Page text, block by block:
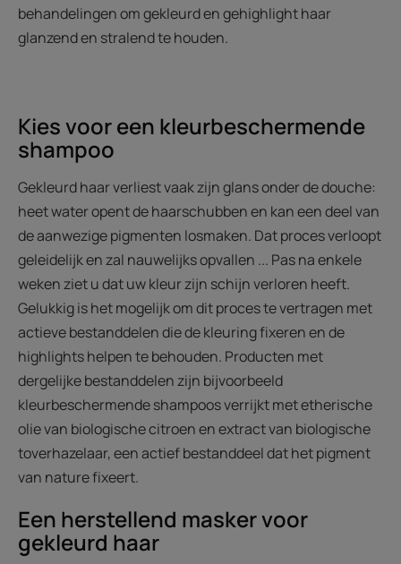
behandelingen om gekleurd en gehighlight haar
glanzend en stralend te houden.
Kies voor een kleurbeschermende
shampoo
Gekleurd haar verliest vaak zijn glans onder de douche:
heet water opent de haarschubben en kan een deel van
de aanwezige pigmenten losmaken. Dat proces verloopt
geleidelijk en zal nauwelijks opvallen ... Pas na enkele
weken ziet u dat uw kleur zijn schijn verloren heeft.
Gelukkig is het mogelijk om dit proces te vertragen met
actieve bestanddelen die de kleuring fixeren en de
highlights helpen te behouden. Producten met
dergelijke bestanddelen zijn bijvoorbeeld
kleurbeschermende shampoos verrijkt met etherische
olie van biologische citroen en extract van biologische
toverhazelaar, een actief bestanddeel dat het pigment
van nature fixeert.
Een herstellend masker voor
gekleurd haar